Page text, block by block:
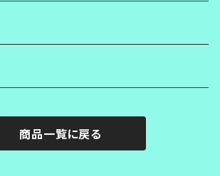
商品一覧に戻る